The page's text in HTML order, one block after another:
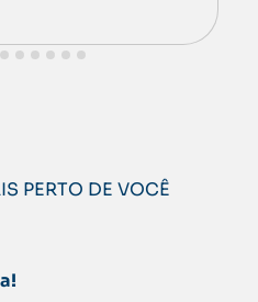
PERTO DE VOCÊ